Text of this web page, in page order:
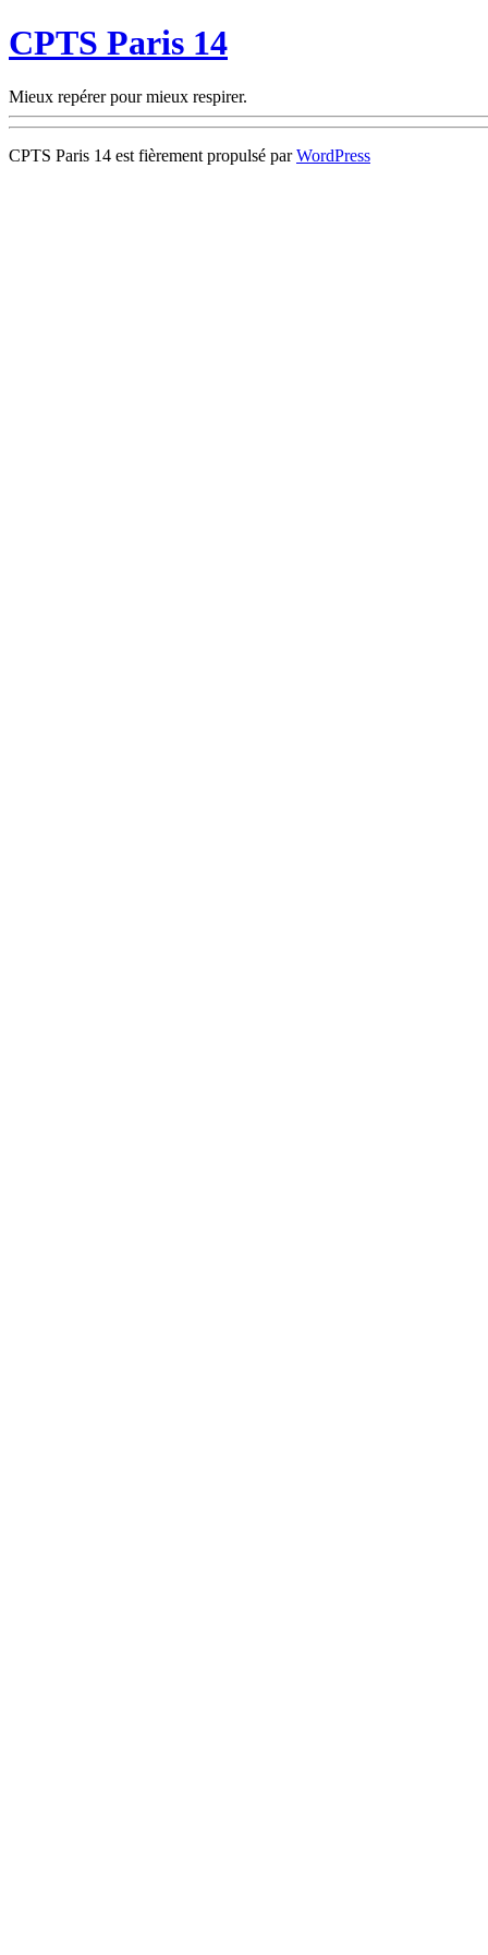
CPTS Paris 14
Mieux repérer pour mieux respirer.
CPTS Paris 14 est fièrement propulsé parWordPress